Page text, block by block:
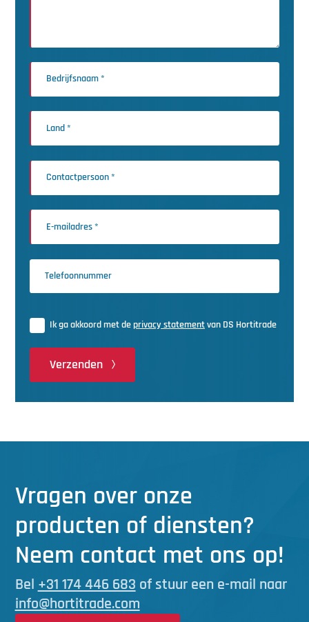
Ik ga akkoord met deprivacy statementvan DS Hortitrade
Verzenden
Vragen over onze
producten of diensten?
Neem contact met ons op!
Bel +31 174 446 683 of stuur een e-mail naar
info@hortitrade.com